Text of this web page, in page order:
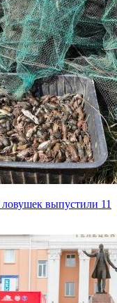
выпустили 11